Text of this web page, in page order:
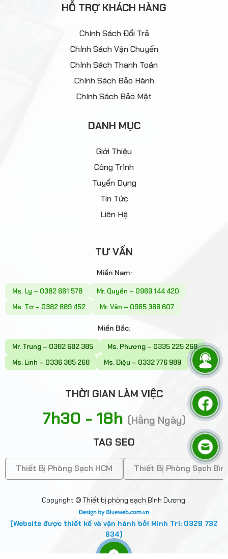
HỖ TRỢ KHÁCH HÀNG
Chính Sách Đổi Trả
Chính Sách Vận Chuyển
Chính Sách Thanh Toán
Chính Sách Bảo Hành
Chính Sách Bảo Mật
DANH MỤC
Giới Thiệu
Công Trình
Tuyển Dụng
Tin Tức
Liên Hệ
TƯ VẤN
Miền Nam:
Ms. Ly – 0382 661 578
Mr. Quyền – 0969 144 420
Ms. Tơ – 0382 889 452
Mr. Vân – 0965 366 607
Miền Bắc:
Mr. Trung – 0382 682 385
Ms. Phương – 0335 225 268
Ms. Linh – 0336 385 268
Ms. Diệu – 0332 776 989
THỜI GIAN LÀM VIỆC
7h30 - 18h (Hằng Ngày)
TAG SEO
Thiết Bị Phòng Sạch HCM Thiết Bị Phòng Sạch
Copyright © Thiết bị phòng sạch Bình Dương.
(Website được thiết kế và vận hành bởi Minh Trí: 0328 732
834)